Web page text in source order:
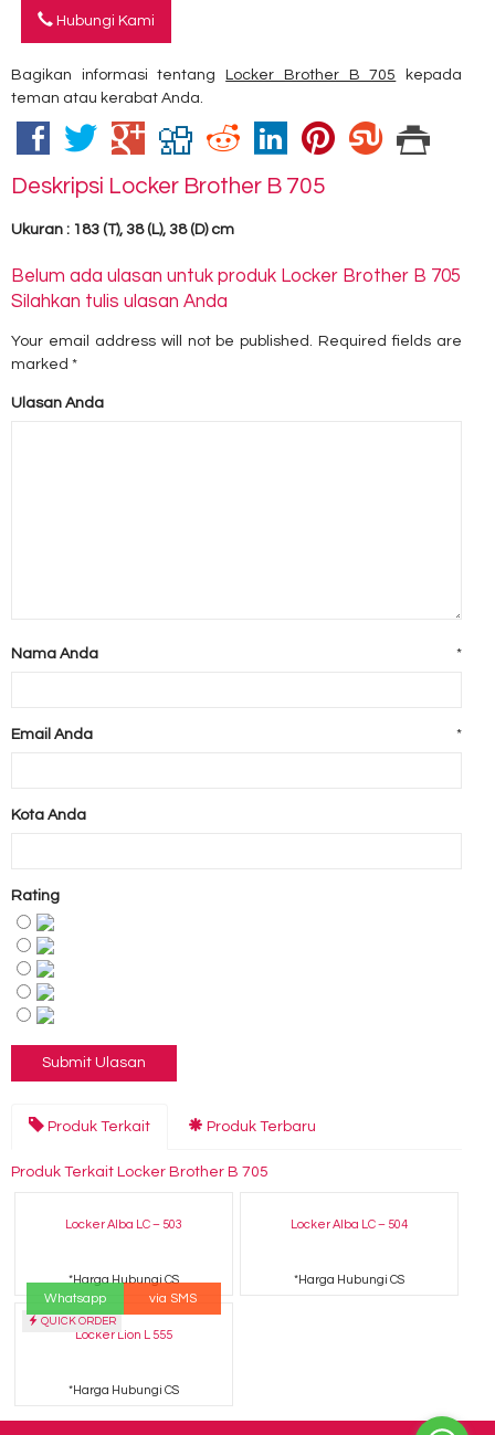
Hubungi Kami
Bagikan informasi tentang Locker Brother B 705 kepada
teman atau kerabat Anda.
Deskripsi Locker Brother B 705
Ukuran : 183 (T), 38 (L), 38 (D) cm
Belum ada ulasan untuk produk Locker Brother B 705
Silahkan tulis ulasan Anda
Your email address will not be published. Required fields are
marked *
Ulasan Anda
Nama Anda *
Email Anda *
Kota Anda
Rating
Produk Terkait Produk Terbaru
Produk Terkait Locker Brother B 705
Locker Alba LC – 503
*Harga Hubungi CS
Locker Alba LC – 504
*Harga Hubungi CS
QUICK ORDER
Whatsapp via SMS
Locker Lion L 555
*Harga Hubungi CS